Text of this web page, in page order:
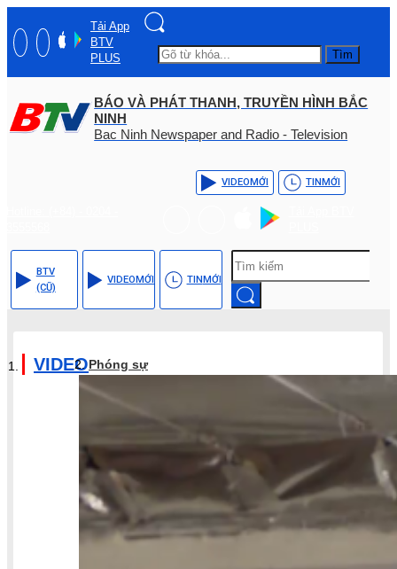
Tải App
BTV
PLUS
Tìm
BÁO VÀ PHÁT THANH, TRUYỀN HÌNH BẮC
NINH
Bac Ninh Newspaper and Radio - Television
VIDEOMỚI TINMỚI
BTV
(CŨ)
VIDEOMỚI TINMỚI
VIDEOPhóng sự